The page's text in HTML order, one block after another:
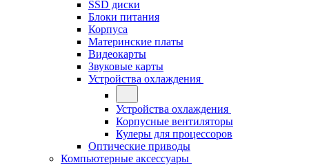
SSD диски
Блоки питания
Корпуса
Материнские платы
Видеокарты
Звуковые карты
Устройства охлаждения
Устройства охлаждения
Корпусные вентиляторы
Кулеры для процессоров
Оптические приводы
Компьютерные аксессуары